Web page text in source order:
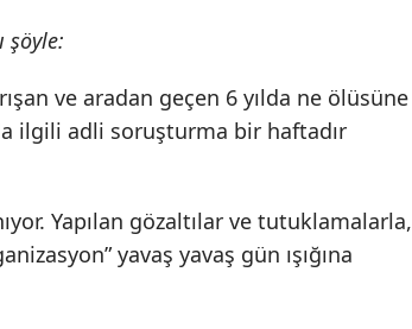
şöyle:
ve aradan geçen 6 yılda ne ölüsüne
ilgili adli soruşturma bir haftadır
Yapılan gözaltılar ve tutuklamalarla,
yavaş yavaş gün ışığına